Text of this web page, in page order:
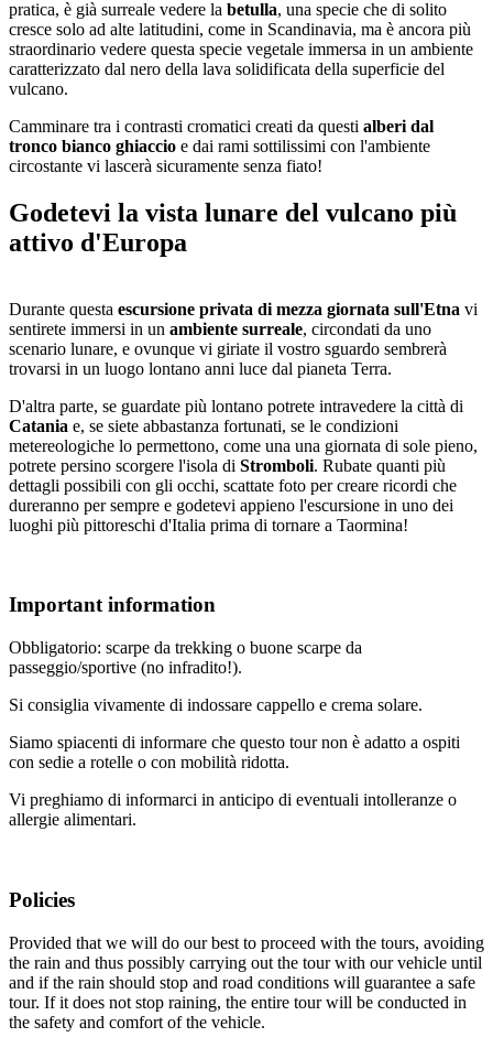
pratica, è già surreale vedere la betulla, una specie che di solito
cresce solo ad alte latitudini, come in Scandinavia, ma è ancora più
straordinario vedere questa specie vegetale immersa in un ambiente
caratterizzato dal nero della lava solidificata della superficie del
vulcano.
Camminare tra i contrasti cromatici creati da questi alberi dal
tronco bianco ghiaccio e dai rami sottilissimi con l'ambiente
circostante vi lascerà sicuramente senza fiato!
Godetevi la vista lunare del vulcano più
attivo d'Europa
Durante questa escursione privata di mezza giornata sull'Etna vi
sentirete immersi in un ambiente surreale, circondati da uno
scenario lunare, e ovunque vi giriate il vostro sguardo sembrerà
trovarsi in un luogo lontano anni luce dal pianeta Terra.
D'altra parte, se guardate più lontano potrete intravedere la città di
Catania e, se siete abbastanza fortunati, se le condizioni
metereologiche lo permettono, come una una giornata di sole pieno,
potrete persino scorgere l'isola di Stromboli. Rubate quanti più
dettagli possibili con gli occhi, scattate foto per creare ricordi che
dureranno per sempre e godetevi appieno l'escursione in uno dei
luoghi più pittoreschi d'Italia prima di tornare a Taormina!
Important information
Obbligatorio: scarpe da trekking o buone scarpe da
passeggio/sportive (no infradito!).
Si consiglia vivamente di indossare cappello e crema solare.
Siamo spiacenti di informare che questo tour non è adatto a ospiti
con sedie a rotelle o con mobilità ridotta.
Vi preghiamo di informarci in anticipo di eventuali intolleranze o
allergie alimentari.
Policies
Provided that we will do our best to proceed with the tours, avoiding
the rain and thus possibly carrying out the tour with our vehicle until
and if the rain should stop and road conditions will guarantee a safe
tour. If it does not stop raining, the entire tour will be conducted in
the safety and comfort of the vehicle.